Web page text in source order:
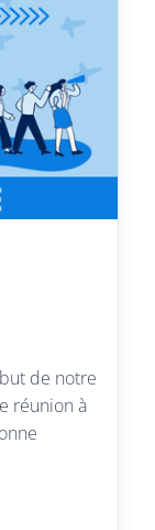
de notre
réunion à